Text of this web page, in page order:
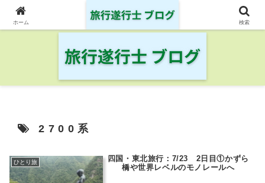
日本の鉄道・空港を制覇した旅行遂行士の旅の記録
2700系
ひとり旅
四国・東北旅行：7/23 2日目①かずら
橋や世界レベルのモノレールへ
ホーム 検索